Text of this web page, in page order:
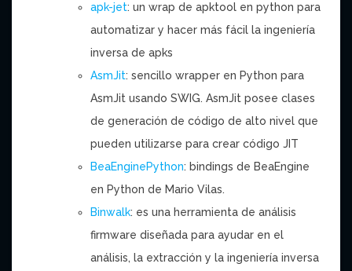
apk-jet: un wrap de apktool en python para
automatizar y hacer más fácil la ingeniería
inversa de apks
AsmJit: sencillo wrapper en Python para
AsmJit usando SWIG. AsmJit posee clases
de generación de código de alto nivel que
pueden utilizarse para crear código JIT
BeaEnginePython: bindings de BeaEngine
en Python de Mario Vilas.
Binwalk: es una herramienta de análisis
firmware diseñada para ayudar en el
análisis, la extracción y la ingeniería inversa